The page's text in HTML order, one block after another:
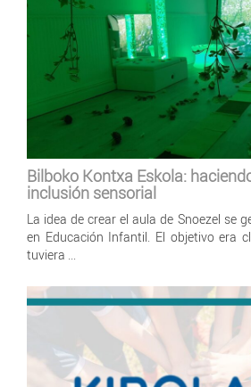
Bilboko Kontxa Eskola:
inclusión sensorial
La idea de crear el aula de Snoezel se
en Educación Infantil. El objetivo era
tuviera ...